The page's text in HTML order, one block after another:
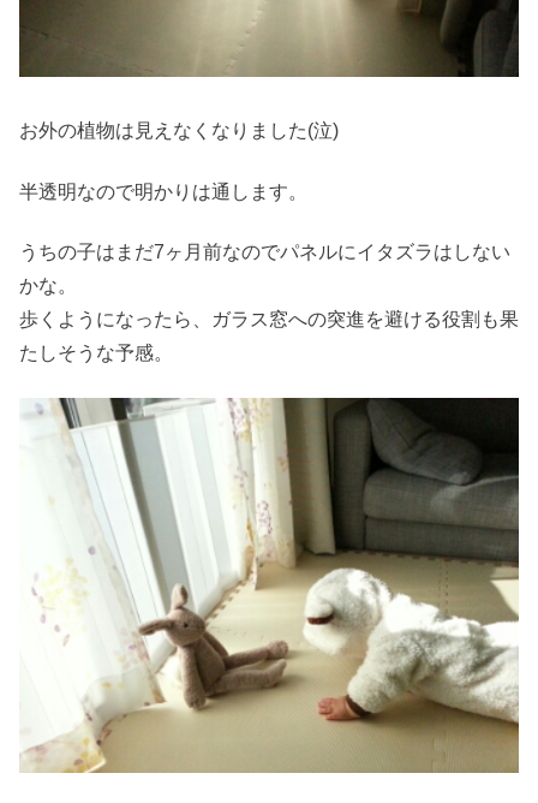
お外の植物は見えなくなりました(泣)
半透明なので明かりは通します。
うちの子はまだ7ヶ月前なのでパネルにイタズラはしない
かな。
歩くようになったら、ガラス窓への突進を避ける役割も果
たしそうな予感。